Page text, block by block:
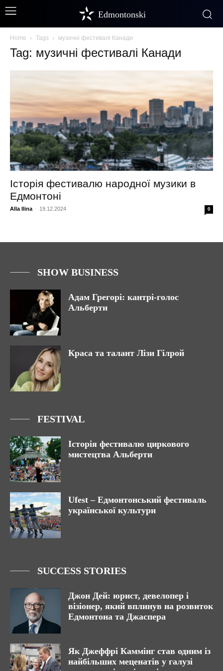
Edmontonski
Home Tags музичні фестивалі Канади
Tag: музичні фестивалі Канади
Історія фестивалю народної музики в
Едмонтоні
Alla Ilina - 19.12.2024 0
SHOW BUSINESS
Адам Грегорі: кантрі-голос
Альберти
Краса та талант Лізи Гілрой
FESTIVAL
Історія фестивалю циркового
мистецтва Альберти
Ufest – Едмонтонський фестиваль
української культури
SUCCESS STORIES
Джон Дей: юрист, девелопер і
візіонер, який вплинув на розвиток
Едмонтона та Джаспера
Як Джеффрі Каммінг став одним із
найбільших меценатів у галузі